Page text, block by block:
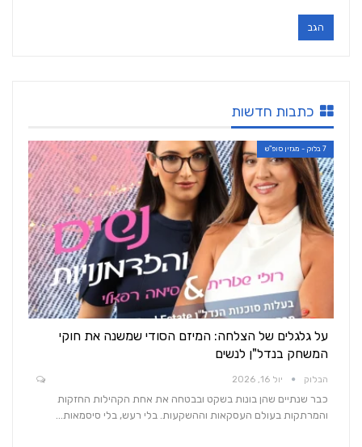
כתבות חדשות
7 בלוק - מגזין סופ"ש
על גלגלים של הצלחה: המיזם הסודי שמשנה את חוקי
המשחק בנדל"ן לנשים
הבלוק יול 16, 2026
כבר שנתיים שהן בונות בשקט ובבטחה את אחת הקהילות החזקות
והמרתקות בעולם העסקאות וההשקעות. בלי רעש, בלי סיסמאות…